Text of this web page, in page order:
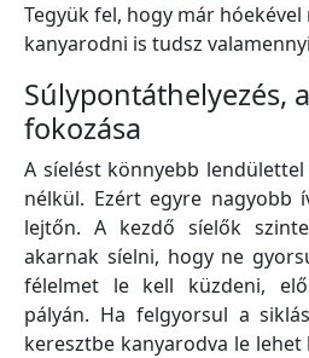
Tegyük fel, hogy már
kanyarodni is tudsz
Súlypontáthelyezés,
fokozása
A síelést könnyebb
nélkül. Ezért egyre nagyobb
lejtőn. A kezdő síelők
akarnak síelni, hogy ne
félelmet le kell küzdeni,
pályán. Ha felgyorsul a
keresztbe kanyarodva le